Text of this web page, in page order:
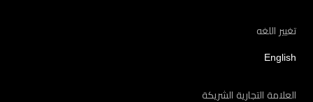
تغيير اللغه
English
العلامة التجارية الشريكة